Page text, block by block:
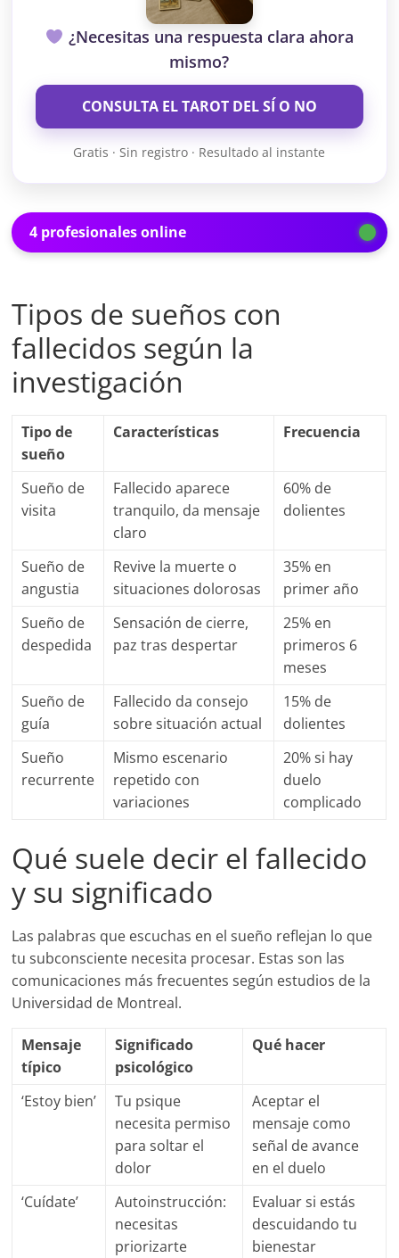
¿Necesitas una respuesta clara ahora
mismo?
CONSULTA EL TAROT DEL SÍ O NO
Gratis · Sin registro · Resultado al instante
4 profesionales online
Tipos de sueños con
fallecidos según la
investigación
Tipo de
sueño
Características Frecuencia
Sueño de
visita
Fallecido aparece
tranquilo, da mensaje
claro
60% de
dolientes
Sueño de
angustia
Revive la muerte o
situaciones dolorosas
35% en
primer año
Sueño de
despedida
Sensación de cierre,
paz tras despertar
25% en
primeros 6
meses
Sueño de
guía
Fallecido da consejo
sobre situación actual
15% de
dolientes
Sueño
recurrente
Mismo escenario
repetido con
variaciones
20% si hay
duelo
complicado
Qué suele decir el fallecido
y su significado
Las palabras que escuchas en el sueño reflejan lo que
tu subconsciente necesita procesar. Estas son las
comunicaciones más frecuentes según estudios de la
Universidad de Montreal.
Mensaje
típico
Significado
psicológico
Qué hacer
‘Estoy bien’
Tu psique
necesita permiso
para soltar el
dolor
Aceptar el
mensaje como
señal de avance
en el duelo
‘Cuídate’
Autoinstrucción:
necesitas
priorizarte
Evaluar si estás
descuidando tu
bienestar